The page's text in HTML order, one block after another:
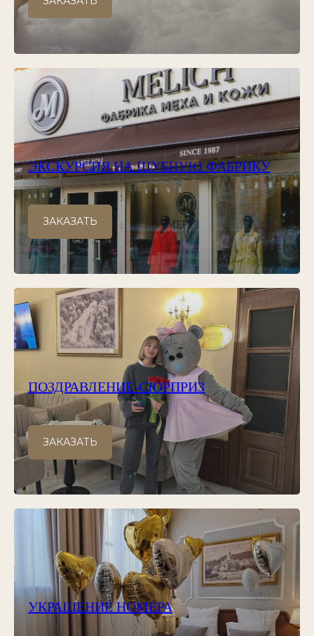
ЭКСКУРСИЯ НА ШУБНУЮ ФАБРИКУ
ЗАКАЗАТЬ
ПОЗДРАВЛЕНИЕ-СЮРПРИЗ
ЗАКАЗАТЬ
УКРАШЕНИЕ НОМЕРА